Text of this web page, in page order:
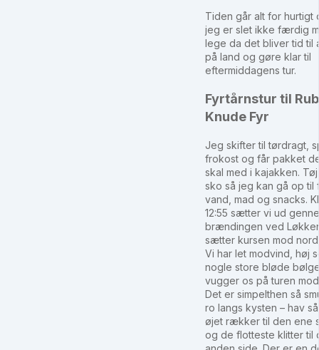
Tiden går alt for hurtigt
jeg er slet ikke færdig
lege da det bliver tid til
på land og gøre klar til
eftermiddagens tur.
Fyrtårnstur til
Knude Fyr
Jeg skifter til tørdragt,
frokost og får pakket
skal med i kajakken.
sko så jeg kan gå op til
vand, mad og snacks.
12:55 sætter vi ud
brændingen ved
sætter kursen mod
Vi har let modvind, høj
nogle store bløde
vugger os på turen
Det er simpelthen så
ro langs kysten – hav
øjet rækker til den ene
og de flotteste klitter til